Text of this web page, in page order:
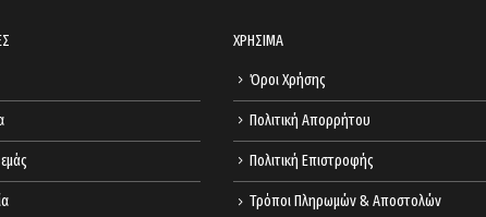
ΧΡΗΣΙΜΑ
Όροι Χρήσης
Πολιτική Απορρήτου
Πολιτική Επιστροφής
Τρόποι Πληρωμών & Αποστολών